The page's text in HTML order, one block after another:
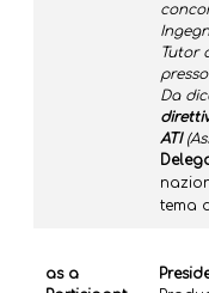
Tutor
Da
ATI
tema
as a